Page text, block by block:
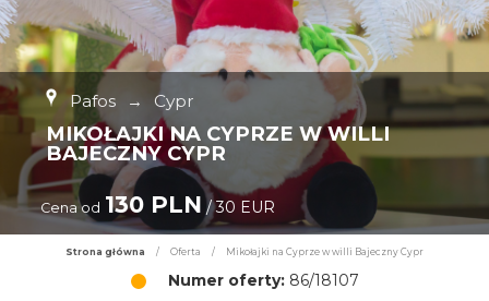
Pafos → Cypr
MIKOŁAJKI NA CYPRZE W WILLI
BAJECZNY CYPR
Cena od 130 PLN / 30 EUR
Strona główna / Oferta / Mikołajki na Cyprze w willi Bajeczny Cypr
Numer oferty:86/18107